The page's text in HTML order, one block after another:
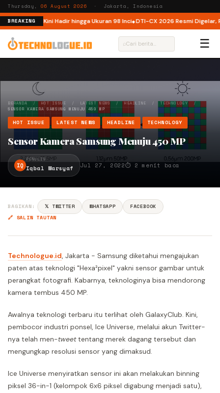
Thursday,06 August 2026 · Jakarta, Indonesia
BREAKING
Indonesia, Kini Hadir hingga Ukuran 98 Inci DTI-CX 2026 Resmi Digelar,
⌕ ☰
BERANDA/HOT ISSUE / LATEST NEWS/HEADLINE /TECHNOLOGY/
SENSOR KAMERA SAMSUNG MENUJU 450 MP
HOT ISSUE LATEST NEWS HEADLINE TECHNOLOGY
Sensor Kamera Samsung Menuju 450 MP
IQ
PENULIS
Iqbal Marsyaf Jul 27, 2022⏱ 2 menit baca
BAGIKAN: 𝕏 TWITTER WHATSAPP
FACEBOOK
🔗 SALIN TAUTAN
Technologue.id, Jakarta - Samsung diketahui mengajukan
paten atas teknologi "Hexa²pixel" yakni sensor gambar untuk
perangkat fotografi. Kabarnya, teknologinya bisa mendorong
kamera tembus 450 MP.
Awalnya teknologi terbaru itu terlihat oleh GalaxyClub. Kini,
pembocor industri ponsel, Ice Universe, melalui akun Twitter-
nya telah men-tweettentang merek dagang tersebut dan
mengungkap resolusi sensor yang dimaksud.
Ice Universe menyiratkan sensor ini akan melakukan binning
piksel 36-in-1 (kelompok 6x6 piksel digabung menjadi satu),